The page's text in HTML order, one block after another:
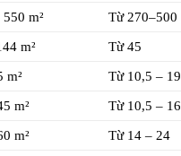
m² Từ 270–500
m² Từ 45
m² Từ 10,5 – 19
m² Từ 10,5 – 16
m² Từ 14 – 24